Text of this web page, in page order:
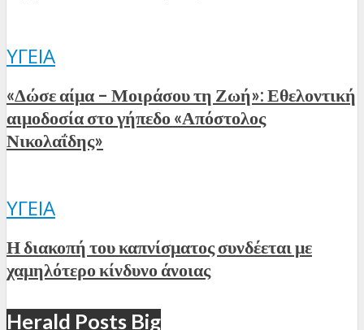
ΥΓΕΊΑ
«Δώσε αίμα – Μοιράσου τη Ζωή»: Εθελοντική
αιμοδοσία στο γήπεδο «Απόστολος
Νικολαΐδης»
ΥΓΕΊΑ
Η διακοπή του καπνίσματος συνδέεται με
χαμηλότερο κίνδυνο άνοιας
Herald Posts Big